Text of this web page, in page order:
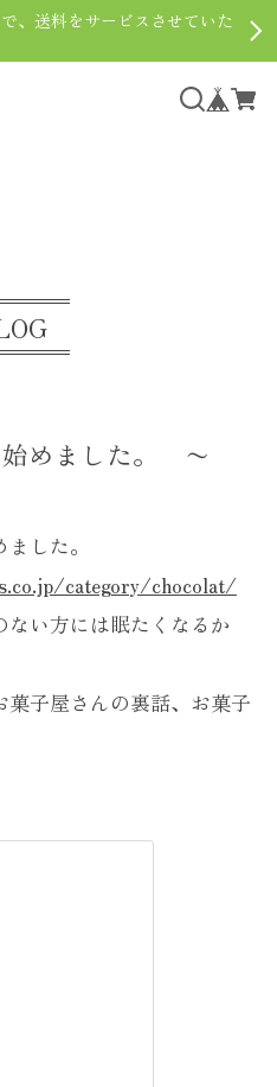
、送料をサービスさせていた
めました。 〜
した。
category/chocolat/
い方には眠たくなるか
子屋さんの裏話、お菓子